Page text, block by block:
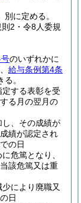
に定める。
2・令8人委規
のいずれかに
給与条例第4条
。
する表彰を受
る月の翌月の
し、その成績が
績が認定され
の日
危篤となり、
該危篤又は重
により廃職又
日